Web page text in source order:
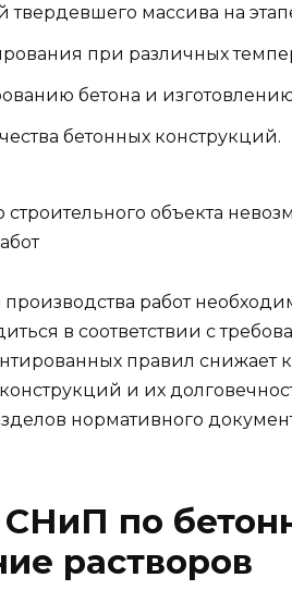
твердевшего массива на
при различных
бетона и
бетонных конструкций.
объекта
работ
в соответствии с
правил снижает
и их
нормативного
по
растворов